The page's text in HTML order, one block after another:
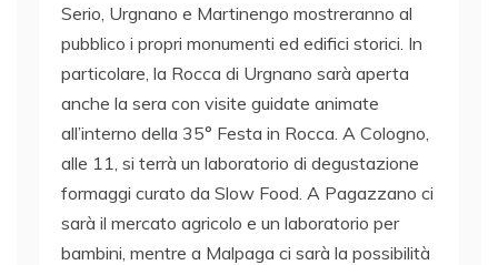
Serio, Urgnano e Martinengo mostreranno al
pubblico i propri monumenti ed edifici storici. In
particolare, la Rocca di Urgnano sarà aperta
anche la sera con visite guidate animate
all’interno della 35° Festa in Rocca. A Cologno,
alle 11, si terrà un laboratorio di degustazione
formaggi curato da Slow Food. A Pagazzano ci
sarà il mercato agricolo e un laboratorio per
bambini, mentre a Malpaga ci sarà la possibilità